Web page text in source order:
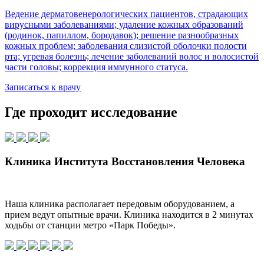
Ведение дерматовенерологических пациентов, страдающих
вирусными заболеваниями; удаление кожных образований
(родинок, папиллом, бородавок); решение разнообразных
кожных проблем; заболевания слизистой оболочки полости
рта; угревая болезнь; лечение заболеваний волос и волосистой
части головы; коррекция иммунного статуса.
Записаться к врачу
Где проходит исследование
Клиника Института Восстановления Человека
Наша клиника располагает передовым оборудованием, а
прием ведут опытные врачи. Клиника находится в 2 минутах
ходьбы от станции метро «Парк Победы».